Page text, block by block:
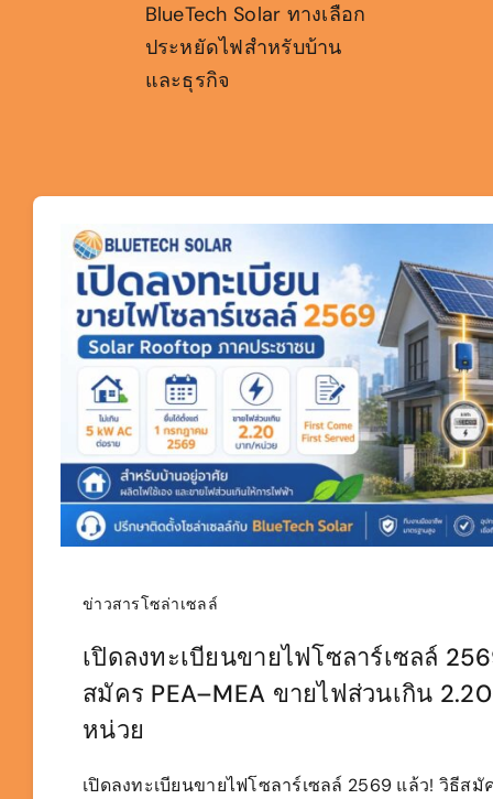
BlueTech Solar ทางเลือก
ประหยัดไฟสำหรับบ้าน
และธุรกิจ
ข่าวสารโซล่าเซลล์
เปิดลงทะเบียนขายไฟโซลาร์เซลล์
สมัคร PEA–MEA ขายไฟส่วนเกิน
หน่วย
เปิดลงทะเบียนขายไฟโซลาร์เซลล์ 2569 แล้ว! วิธีสมั